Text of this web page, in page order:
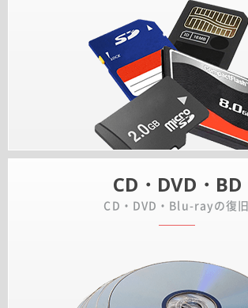
CD・DVD・BD
CD・DVD・Blu-rayの復旧